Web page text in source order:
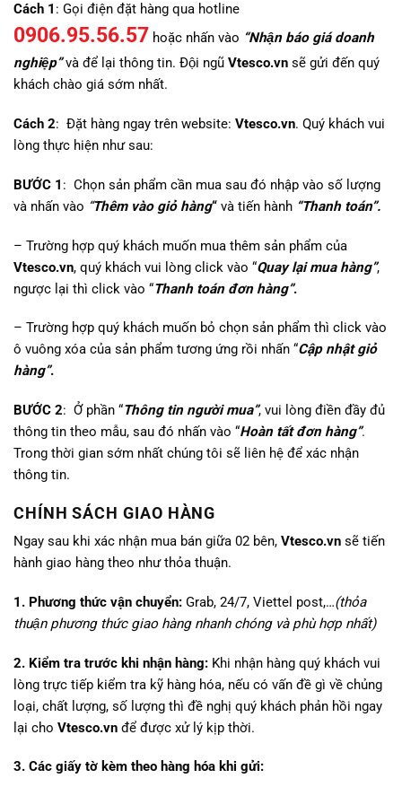
Cách 1 : Gọi điện đặt hàng qua hotline
0906.95.56.57 hoặc nhấn vào “Nhận báo giá doanh
nghiệp”và để lại thông tin. Đội ngũ Vtesco.vn sẽ gửi đến quý
khách chào giá sớm nhất.
Cách 2: Đặt hàng ngay trên website: Vtesco.vn. Quý khách vui
lòng thực hiện như sau:
BƯỚC 1 : Chọn sản phẩm cần mua sau đó nhập vào số lượng
và nhấn vào “Thêm vào giỏ hàng“ và tiến hành “Thanh toán”.
– Trường hợp quý khách muốn mua thêm sản phẩm của
Vtesco.vn, quý khách vui lòng click vào “Quay lại mua hàng”,
ngược lại thì click vào “Thanh toán đơn hàng”.
– Trường hợp quý khách muốn bỏ chọn sản phẩm thì click vào
ô vuông xóa của sản phẩm tương ứng rồi nhấn “Cập nhật giỏ
hàng”.
BƯỚC 2: Ở phần “Thông tin người mua”, vui lòng điền đầy đủ
thông tin theo mẫu, sau đó nhấn vào “Hoàn tất đơn hàng”.
Trong thời gian sớm nhất chúng tôi sẽ liên hệ để xác nhận
thông tin.
CHÍNH SÁCH GIAO HÀNG
Ngay sau khi xác nhận mua bán giữa 02 bên, Vtesco.vn sẽ tiến
hành giao hàng theo như thỏa thuận.
1. Phương thức vận chuyển: Grab, 24/7, Viettel post,…(thỏa
thuận phương thức giao hàng nhanh chóng và phù hợp nhất)
2. Kiểm tra trước khi nhận hàng: Khi nhận hàng quý khách vui
lòng trực tiếp kiểm tra kỹ hàng hóa, nếu có vấn đề gì về chủng
loại, chất lượng, số lượng thì đề nghị quý khách phản hồi ngay
lại cho Vtesco.vn để được xử lý kịp thời.
3. Các giấy tờ kèm theo hàng hóa khi gửi: